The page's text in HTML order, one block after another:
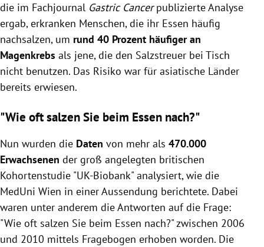
die im Fachjournal Gastric Cancerpublizierte Analyse
ergab, erkranken Menschen, die ihr Essen häufig
nachsalzen, um rund 40 Prozent häufiger an
Magenkrebs als jene, die den Salzstreuer bei Tisch
nicht benutzen. Das Risiko war für asiatische Länder
bereits erwiesen.
"Wie oft salzen Sie beim Essen nach?"
Nun wurden die Daten von mehr als 470.000
Erwachsenen der groß angelegten britischen
Kohortenstudie "UK-Biobank" analysiert, wie die
MedUni Wien in einer Aussendung berichtete. Dabei
waren unter anderem die Antworten auf die Frage:
"Wie oft salzen Sie beim Essen nach?" zwischen 2006
und 2010 mittels Fragebogen erhoben worden. Die